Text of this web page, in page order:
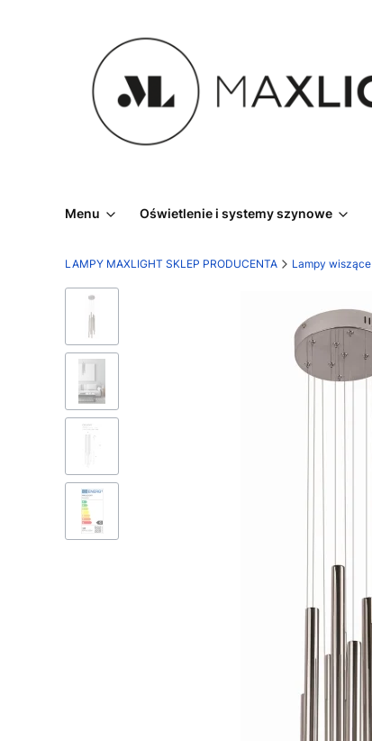
Menu Oświetlenie i systemy szynowe
LAMPY MAXLIGHT SKLEP PRODUCENTA Lampy wiszące